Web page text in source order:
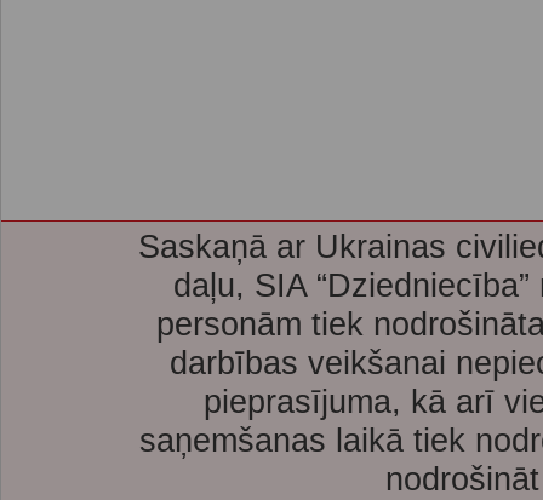
Saskaņā ar Ukrainas
daļu, SIA
personām tiek
darbības veikšanai
pieprasījuma, kā arī
saņemšanas laikā tiek